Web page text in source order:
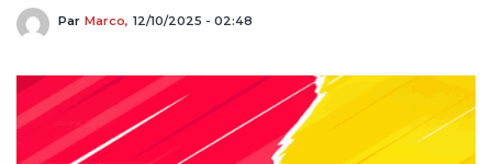
Par Marco, 12/10/2025 - 02:48